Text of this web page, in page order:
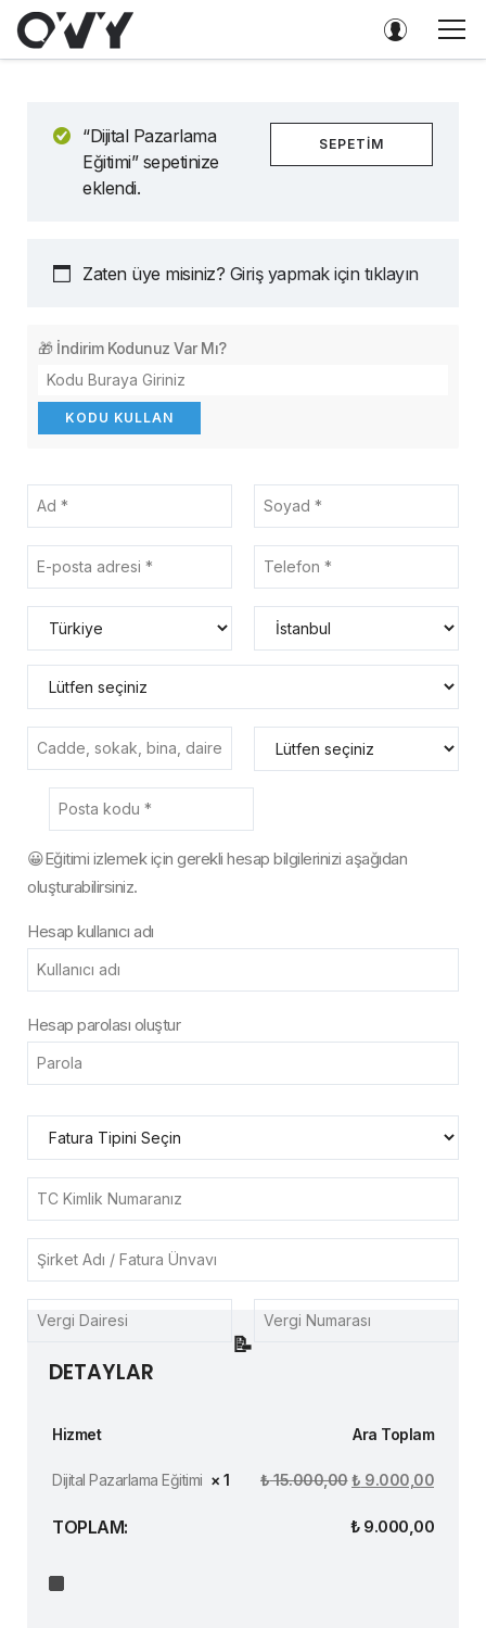
SEPETIM
“Dijital Pazarlama
Eğitimi” sepetinize
eklendi.
Zaten üye misiniz? Giriş yapmak için tıklayın
🎁 İndirim Kodunuz Var Mı?
KODU KULLAN
Hesap kullanıcı adı
Hesap parolası oluştur
📝
DETAYLAR
Hizmet Ara Toplam
Dijital Pazarlama Eğitimi × 1 ₺15.000,00 ₺ 9.000,00
TOPLAM: ₺9.000,00